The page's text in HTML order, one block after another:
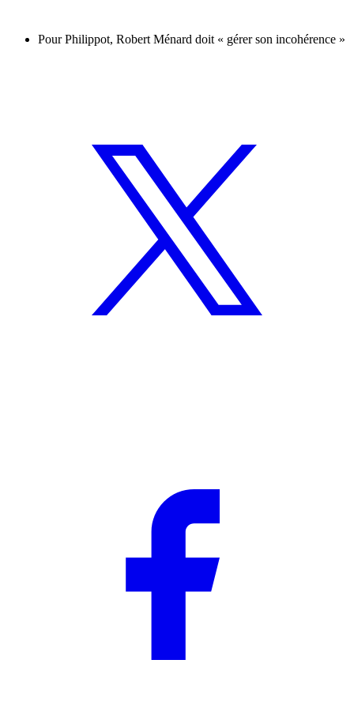
Pour Philippot, Robert Ménard doit « gérer son incohérence »